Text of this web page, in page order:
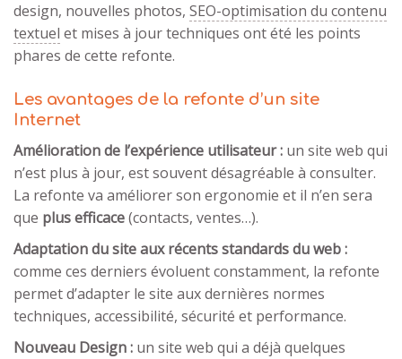
design, nouvelles photos, SEO-optimisation du contenu
textuel et mises à jour techniques ont été les points
phares de cette refonte.
Les avantages de la refonte d’un site
Internet
Amélioration de l’expérience utilisateur : un site web qui
n’est plus à jour, est souvent désagréable à consulter.
La refonte va améliorer son ergonomie et il n’en sera
que plus efficace(contacts, ventes…).
Adaptation du site aux récents standards du web :
comme ces derniers évoluent constamment, la refonte
permet d’adapter le site aux dernières normes
techniques, accessibilité, sécurité et performance.
Nouveau Design : un site web qui a déjà quelques